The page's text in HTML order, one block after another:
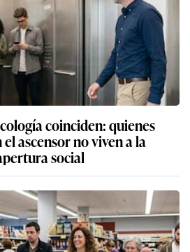
coinciden: quienes
ascensor no viven a la
social